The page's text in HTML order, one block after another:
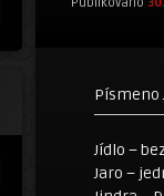
Publikováno
Písmeno
Jídlo –
Jaro –